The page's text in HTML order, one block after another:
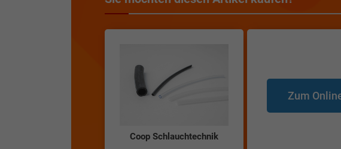
Coop Schlauchtechnik
Zum